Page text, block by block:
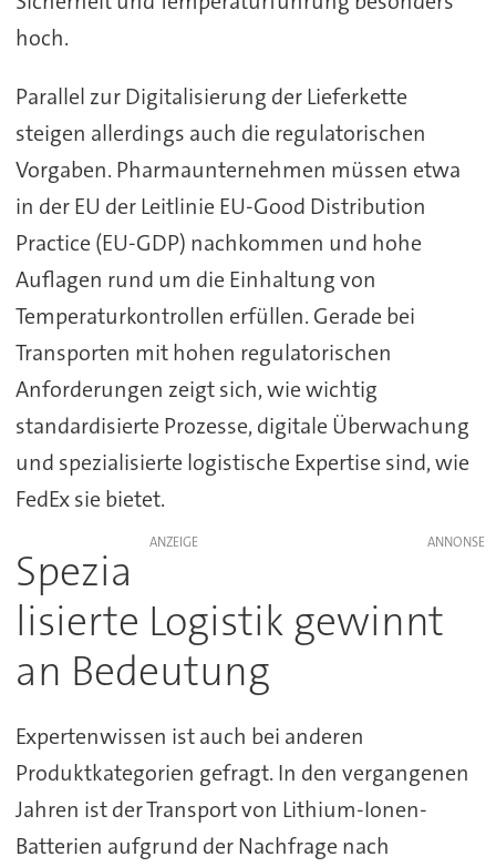
hoch.
Parallel zur Digitalisierung der Lieferkette
steigen allerdings auch die regulatorischen
Vorgaben. Pharmaunternehmen müssen etwa
in der EU der Leitlinie EU-Good Distribution
Practice (EU-GDP) nachkommen und hohe
Auflagen rund um die Einhaltung von
Temperaturkontrollen erfüllen. Gerade bei
Transporten mit hohen regulatorischen
Anforderungen zeigt sich, wie wichtig
standardisierte Prozesse, digitale Überwachung
und spezialisierte logistische Expertise sind, wie
FedEx sie bietet.
ANZEIGE
Spezia
lisierte Logistik gewinnt
an Bedeutung
Expertenwissen ist auch bei anderen
Produktkategorien gefragt. In den vergangenen
Jahren ist der Transport von Lithium-Ionen-
Batterien aufgrund der Nachfrage nach